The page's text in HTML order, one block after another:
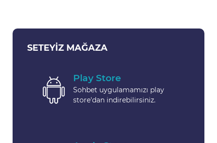
SETEYIZ MAĞAZA
Play Store
Sohbet uygulamamızı play
store'dan indirebilirsiniz.